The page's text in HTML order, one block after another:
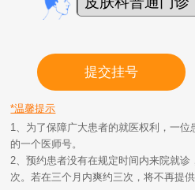
*温馨提示
1、为了保障广大患者的就医权利，一位
的一个医师号。
2、预约患者没有在规定时间内来院就诊
次。若在三个月内爽约三次，将不再提供